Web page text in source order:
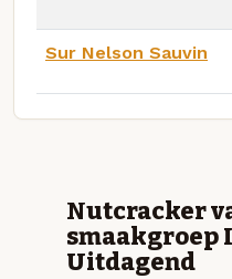
Sur Nelson Sauvin
Nutcracker
smaakgroep
Uitdagend